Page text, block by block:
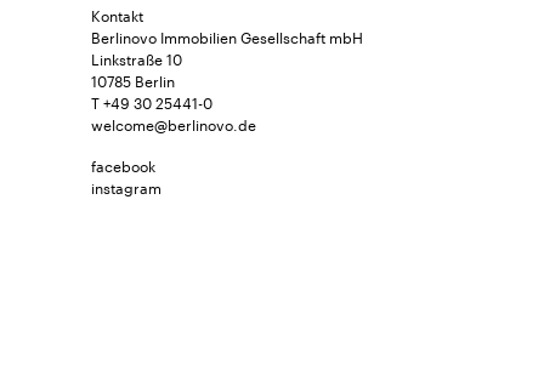
Kontakt
Berlinovo Immobilien Gesellschaft mbH
Linkstraße 10
10785 Berlin
T +49 30 25441-0
welcome@berlinovo.de
facebook
instagram